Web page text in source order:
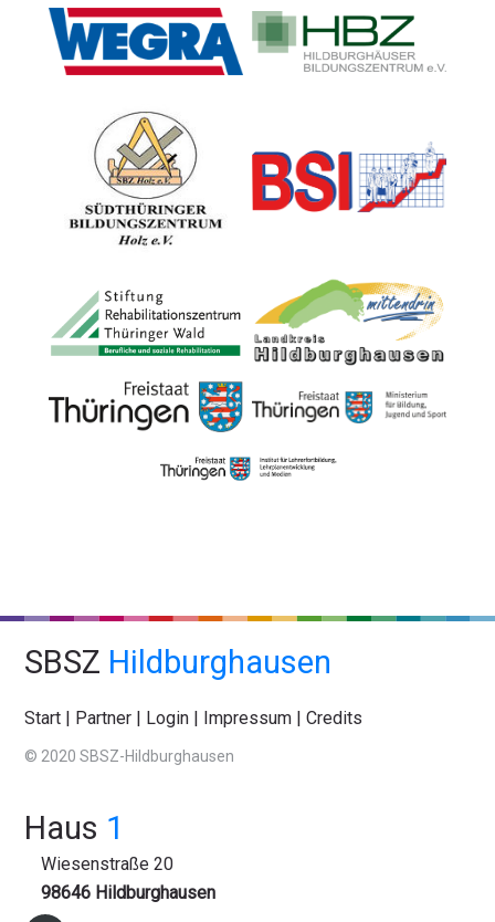
SBSZ Hildburghausen
Start | Partner | Login | Impressum |Credits
© 2020 SBSZ-Hildburghausen
Haus 1
Wiesenstraße 20
98646 Hildburghausen